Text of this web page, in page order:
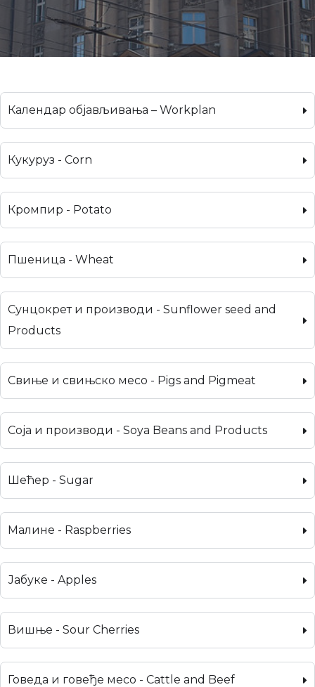
Календар објављивања – Workplan
Кукуруз - Corn
Кромпир - Potato
Пшеница - Wheat
Сунцокрет и производи - Sunflower seed and
Products
Свиње и свињско месо - Pigs and Pigmeat
Соја и производи - Soya Beans and Products
Шећер - Sugar
Малине - Raspberries
Јабуке - Apples
Вишње - Sour Cherries
Говеда и говеђе месо - Cattle and Beef